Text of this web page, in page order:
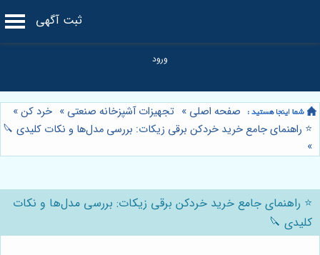
ثبت آگهی
صفحه اصلی » تجهیزات آشپزخانه صنعتی » خرد کن»
⭐️ راهنمای جامع خرید خردکن برقی زیکات: بررسی مدل‌ها و نکات کلیدی 🔪
»
⭐️ راهنمای جامع خرید خردکن برقی زیکات: بررسی مدل‌ها و نکات
کلیدی 🔪